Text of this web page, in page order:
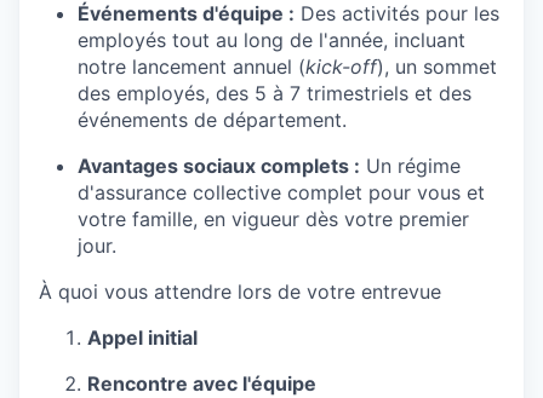
Événements d'équipe : Des activités pour les
employés tout au long de l'année, incluant
notre lancement annuel (kick-off), un sommet
des employés, des 5 à 7 trimestriels et des
événements de département.
Avantages sociaux complets : Un régime
d'assurance collective complet pour vous et
votre famille, en vigueur dès votre premier
jour.
À quoi vous attendre lors de votre entrevue
Appel initial
Rencontre avec l'équipe